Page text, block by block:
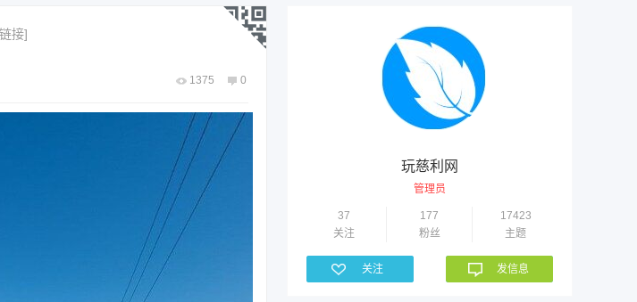
接]
1375 0
玩慈利网
管理员
37
关注
177
粉丝
17423
主题
关注 发信息